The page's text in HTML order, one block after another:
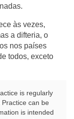
às vezes,
a difteria, o
nos países
todos, exceto
is regularly
can be
is intended